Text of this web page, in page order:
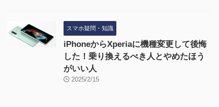
スマホ疑問・知識
iPhoneからXperiaに機種変更して後悔
した！乗り換えるべき人とやめたほう
がいい人
2025/2/15